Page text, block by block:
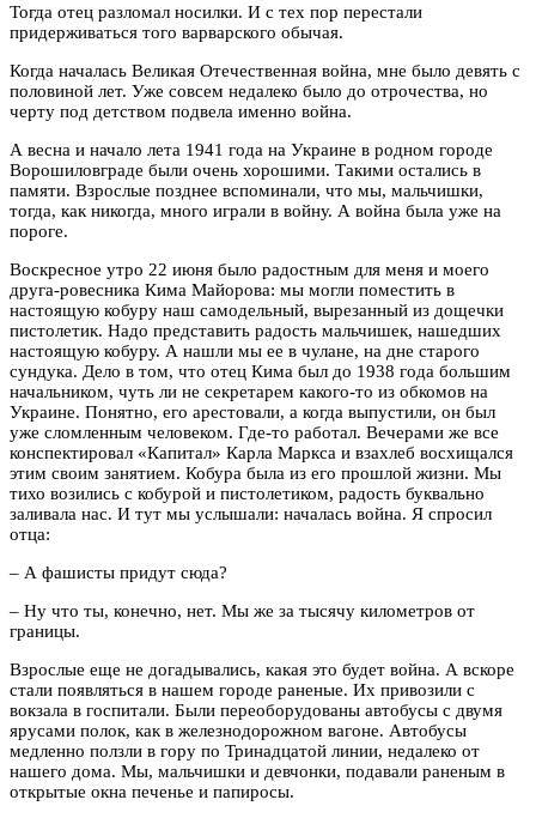
Тогда отец разломал носилки. И с тех пор перестали
придерживаться того варварского обычая.
Когда началась Великая Отечественная война, мне было девять с
половиной лет. Уже совсем недалеко было до отрочества, но
черту под детством подвела именно война.
А весна и начало лета 1941 года на Украине в родном городе
Ворошиловграде были очень хорошими. Такими остались в
памяти. Взрослые позднее вспоминали, что мы, мальчишки,
тогда, как никогда, много играли в войну. А война была уже на
пороге.
Воскресное утро 22 июня было радостным для меня и моего
друга-ровесника Кима Майорова: мы могли поместить в
настоящую кобуру наш самодельный, вырезанный из дощечки
пистолетик. Надо представить радость мальчишек, нашедших
настоящую кобуру. А нашли мы ее в чулане, на дне старого
сундука. Дело в том, что отец Кима был до 1938 года большим
начальником, чуть ли не секретарем какого-то из обкомов на
Украине. Понятно, его арестовали, а когда выпустили, он был
уже сломленным человеком. Где-то работал. Вечерами же все
конспектировал «Капитал» Карла Маркса и взахлеб восхищался
этим своим занятием. Кобура была из его прошлой жизни. Мы
тихо возились с кобурой и пистолетиком, радость буквально
заливала нас. И тут мы услышали: началась война. Я спросил
отца:
– А фашисты придут сюда?
– Ну что ты, конечно, нет. Мы же за тысячу километров от
границы.
Взрослые еще не догадывались, какая это будет война. А вскоре
стали появляться в нашем городе раненые. Их привозили с
вокзала в госпитали. Были переоборудованы автобусы с двумя
ярусами полок, как в железнодорожном вагоне. Автобусы
медленно ползли в гору по Тринадцатой линии, недалеко от
нашего дома. Мы, мальчишки и девчонки, подавали раненым в
открытые окна печенье и папиросы.